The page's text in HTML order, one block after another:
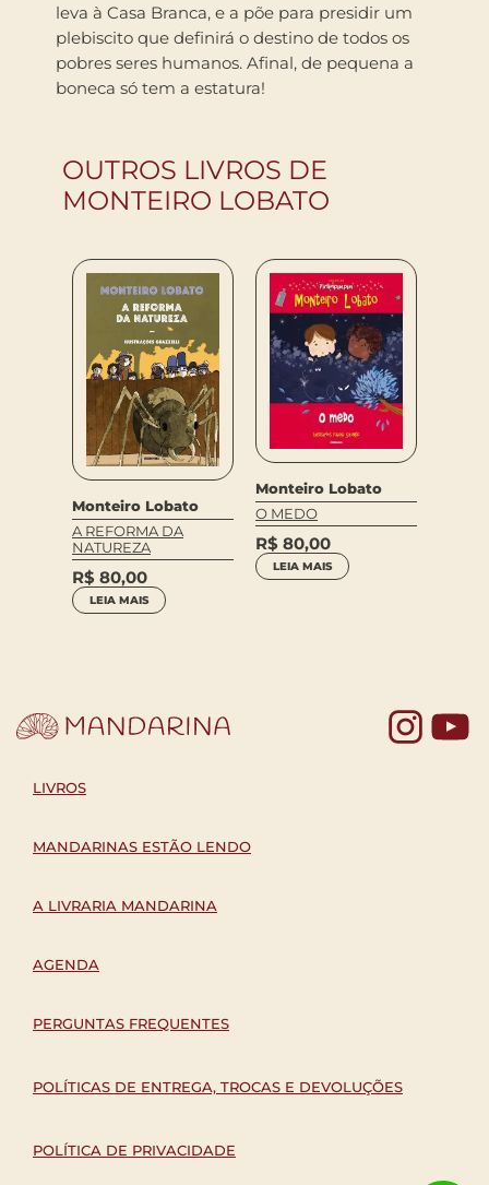
leva à Casa Branca, e a põe para presidir um
plebiscito que definirá o destino de todos os
pobres seres humanos. Afinal, de pequena a
boneca só tem a estatura!
OUTROS LIVROS DE
MONTEIRO LOBATO
Monteiro Lobato
A REFORMA DA
NATUREZA
R$ 80,00
LEIA MAIS
Monteiro Lobato
O MEDO
R$ 80,00
LEIA MAIS
LIVROS
MANDARINAS ESTÃO LENDO
A LIVRARIA MANDARINA
AGENDA
PERGUNTAS FREQUENTES
POLÍTICAS DE ENTREGA, TROCAS E DEVOLUÇÕES
POLÍTICA DE PRIVACIDADE